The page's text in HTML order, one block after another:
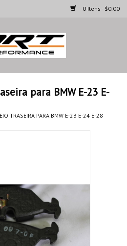
0 Itens - $0.00
para BMW E-23 E-
TRASEIRA PARA BMW E-23 E-24 E-28